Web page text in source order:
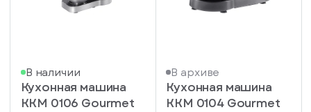
В наличии
Кухонная машина
KKM 0106 Gourmet
В архиве
Кухонная машина
KKM 0104 Gourmet